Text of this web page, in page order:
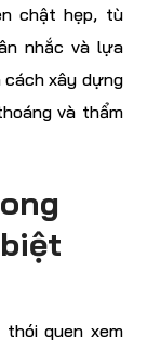
chật hẹp, tù
nhắc và lựa
xây dựng
và thẩm
quen xem